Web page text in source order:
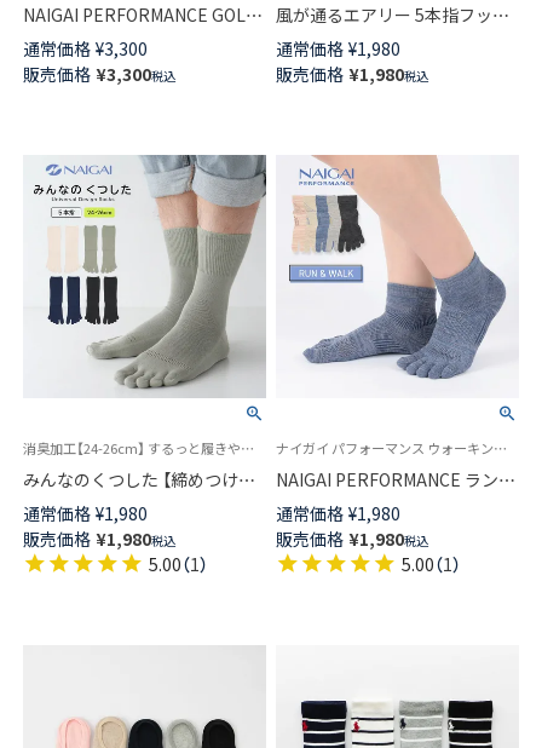
NAIGAI PERFORMANCE GOLF
5本指 アーチフィットサポート
クルー丈 ソックス メンズ
02332220
通常価格 ¥3,300
販売価格 ¥3,300税込
風が通るエアリー 5本指フット
カバーソックス 親指セパレート
設計 レディース NAIGAI
COMFORT 03022212
通常価格 ¥1,980
販売価格 ¥1,980税込
消臭加工【24-26cm】 するっと履きやすい 親指セパレート設計 メンズ レディース 旧90360011
みんなのくつした 【締めつけな
い靴下】 5本指ソックス 履き口
ゴムなし オーガニックコットン
混 クルー丈 ユニセックス
02422500
通常価格 ¥1,980
販売価格 ¥1,980税込
5.00（1）
ナイガイ パフォーマンス ウォーキング ランニング スポーツ 5本指 婦人 靴下
NAIGAI PERFORMANCE ラン＆
ウォーク 5本指メランジショー
ト丈ソックス 3Dセパレートア
ーチフィット レディース
03050108
通常価格 ¥1,980
販売価格 ¥1,980税込
5.00（1）